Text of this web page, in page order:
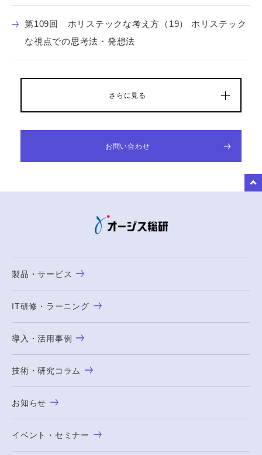
第109回 ホリステックな考え方（19） ホリステック
な視点での思考法・発想法
さらに見る
お問い合わせ
製品・サービス
IT研修・ラーニング
導入・活用事例
技術・研究コラム
お知らせ
イベント・セミナー